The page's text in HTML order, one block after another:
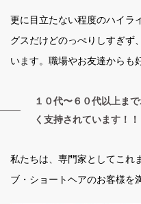
更に目立たない程度のハイラ
グスだけどのっぺりしすぎず
います。職場やお友達からも
１０代〜６０代以上ま
く支持されています！！
私たちは、専門家としてこれ
ブ・ショートヘアのお客様を